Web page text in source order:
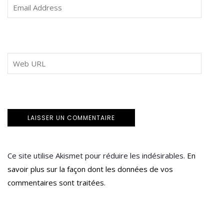
Ce site utilise Akismet pour réduire les indésirables. En
savoir plus sur la façon dont les données de vos
commentaires sont traitées.